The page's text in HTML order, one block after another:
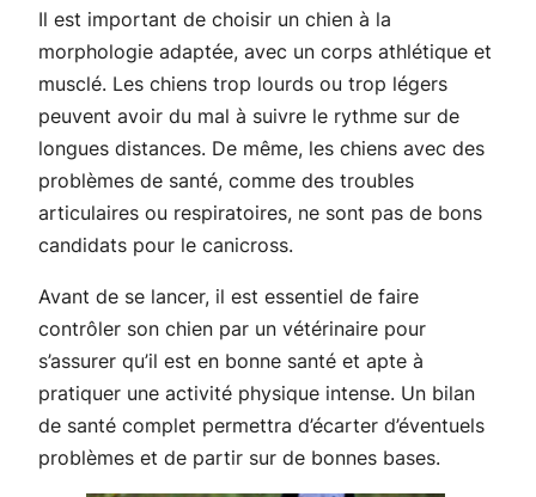
Il est important de choisir un chien à la
morphologie adaptée, avec un corps athlétique et
musclé. Les chiens trop lourds ou trop légers
peuvent avoir du mal à suivre le rythme sur de
longues distances. De même, les chiens avec des
problèmes de santé, comme des troubles
articulaires ou respiratoires, ne sont pas de bons
candidats pour le canicross.
Avant de se lancer, il est essentiel de faire
contrôler son chien par un vétérinaire pour
s’assurer qu’il est en bonne santé et apte à
pratiquer une activité physique intense. Un bilan
de santé complet permettra d’écarter d’éventuels
problèmes et de partir sur de bonnes bases.